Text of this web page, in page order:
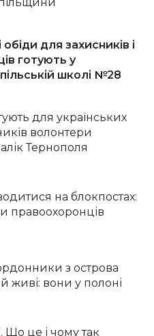
обіди для захисників і
готують у
школі №28
для українських
волонтери
Тернополя
на блокпостах:
правоохоронців
з острова
живі: вони у полоні
Що це і чому так